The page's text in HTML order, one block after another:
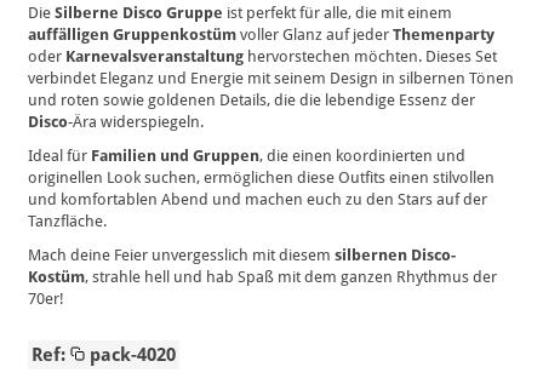
DieSilberne Disco Gruppe ist perfekt für alle, die mit einem
auffälligen Gruppenkostüm voller Glanz auf jederThemenparty
oder Karnevalsveranstaltung hervorstechen möchten. Dieses Set
verbindet Eleganz und Energie mit seinem Design in silbernen Tönen
und roten sowie goldenen Details, die die lebendige Essenz der
Disco-Ära widerspiegeln.
Ideal für Familien und Gruppen, die einen koordinierten und
originellen Look suchen, ermöglichen diese Outfits einen stilvollen
und komfortablen Abend und machen euch zu den Stars auf der
Tanzfläche.
Mach deine Feier unvergesslich mit diesemsilbernen Disco-
Kostüm, strahle hell und hab Spaß mit dem ganzen Rhythmus der
70er!
Ref: pack-4020